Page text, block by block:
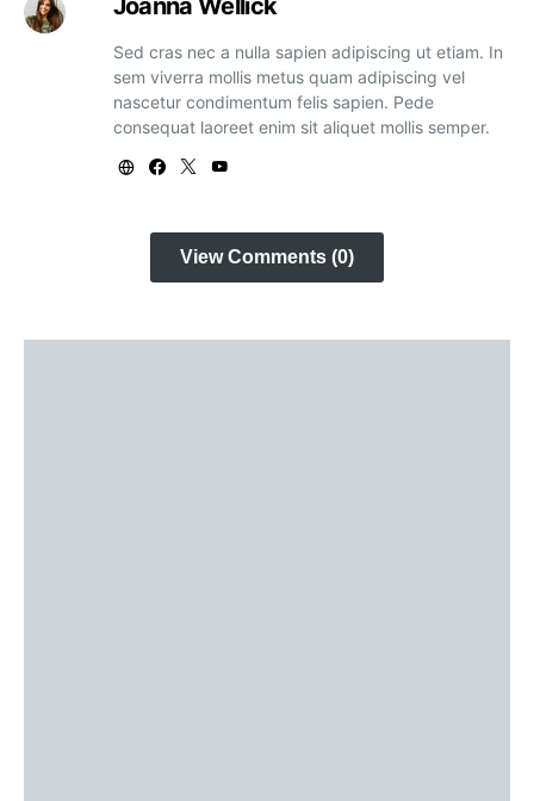
Joanna Wellick
Sed cras nec a nulla sapien adipiscing ut etiam. In
sem viverra mollis metus quam adipiscing vel
nascetur condimentum felis sapien. Pede
consequat laoreet enim sit aliquet mollis semper.
View Comments (0)